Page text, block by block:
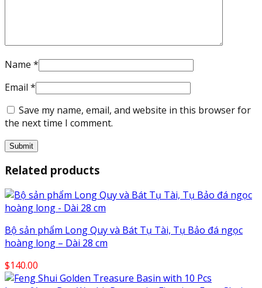
Name *
Email *
Save my name, email, and website in this browser for
the next time I comment.
Related products
Bộ sản phẩm Long Quy và Bát Tụ Tài, Tụ Bảo đá ngọc
hoàng long – Dài 28 cm
$140.00